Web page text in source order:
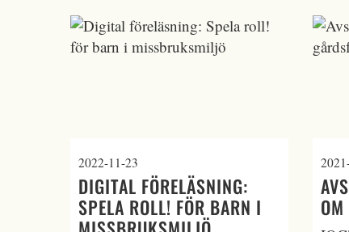
2022-11-23
DIGITAL FÖRELÄSNING:
SPELA ROLL! FÖR BARN I